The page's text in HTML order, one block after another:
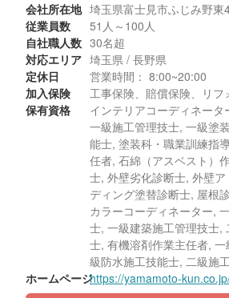
会社所在地 埼玉県富士見市ふじみ野東
従業員数
51人～100人
自社職人数 30名超
対応エリア 埼玉県 / 長野県
定休日
営業時間： 8:00~20:00
加入保険
工事保険、賠償保険、リフ
保有資格
インテリアコーディネー
一級施工管理技士, 一級塗
能士, 塗装科・職業訓練指
任者, 石綿（アスベスト）
士, 外壁劣化診断士, 外壁
ディング塗替診断士, 屋根
カラーコーディネーター,
士, 一級建築施工管理技士,
士, 有機溶剤作業主任者,
級防水施工技能士, 二級施
ホームページhttps://yamamoto-